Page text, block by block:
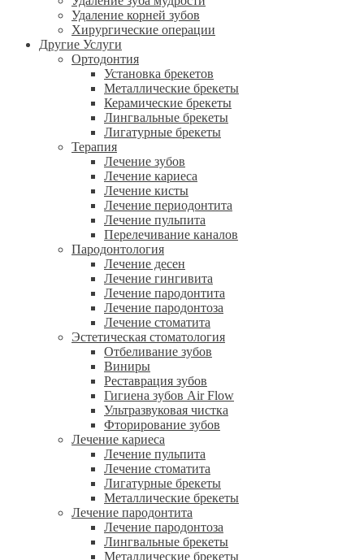
Удаление корней зубов
Хирургические операции
Другие Услуги
Ортодонтия
Установка брекетов
Металлические брекеты
Керамические брекеты
Лингвальные брекеты
Лигатурные брекеты
Терапия
Лечение зубов
Лечение кариеса
Лечение кисты
Лечение периодонтита
Лечение пульпита
Перелечивание каналов
Пародонтология
Лечение десен
Лечение гингивита
Лечение пародонтита
Лечение пародонтоза
Лечение стоматита
Эстетическая стоматология
Отбеливание зубов
Виниры
Реставрация зубов
Гигиена зубов Air Flow
Ультразвуковая чистка
Фторирование зубов
Лечение кариеса
Лечение пульпита
Лечение стоматита
Лигатурные брекеты
Металлические брекеты
Лечение пародонтита
Лечение пародонтоза
Лингвальные брекеты
Металлические брекеты